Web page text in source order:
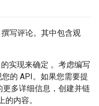
写评论。其中包含观
实现来确定 。考虑编写
的 API。如果您需要提
多详细信息，创建并链
的内容。